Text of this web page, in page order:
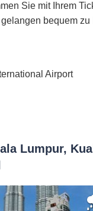
Sie mit Ihrem
bequem zu
Airport
Lumpur,